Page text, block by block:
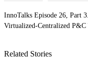
InnoTalks Episode 26, Part
Virtualized-Centralized P&C
Related Stories